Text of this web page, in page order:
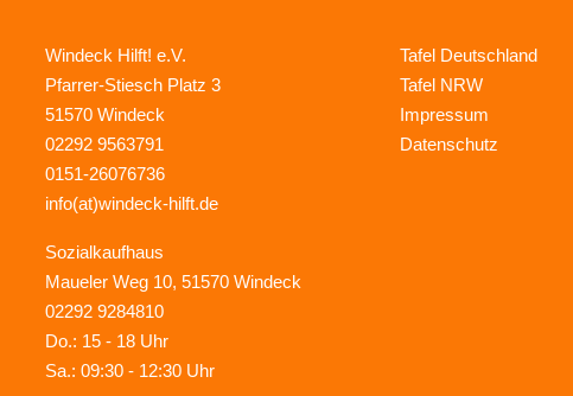
Windeck Hilft! e.V.
Pfarrer-Stiesch Platz 3
51570 Windeck
02292 9563791
0151-26076736
info(at)windeck-hilft.de
Sozialkaufhaus
Maueler Weg 10, 51570 Windeck
02292 9284810
Do.: 15 - 18 Uhr
Sa.: 09:30 - 12:30 Uhr
Tafel Deutschland
Tafel NRW
Impressum
Datenschutz